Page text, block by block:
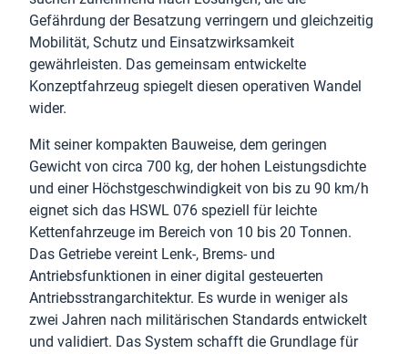
Gefährdung der Besatzung verringern und gleichzeitig
Mobilität, Schutz und Einsatzwirksamkeit
gewährleisten. Das gemeinsam entwickelte
Konzeptfahrzeug spiegelt diesen operativen Wandel
wider.
Mit seiner kompakten Bauweise, dem geringen
Gewicht von circa 700 kg, der hohen Leistungsdichte
und einer Höchstgeschwindigkeit von bis zu 90 km/h
eignet sich das HSWL 076 speziell für leichte
Kettenfahrzeuge im Bereich von 10 bis 20 Tonnen.
Das Getriebe vereint Lenk-, Brems- und
Antriebsfunktionen in einer digital gesteuerten
Antriebsstrangarchitektur. Es wurde in weniger als
zwei Jahren nach militärischen Standards entwickelt
und validiert. Das System schafft die Grundlage für